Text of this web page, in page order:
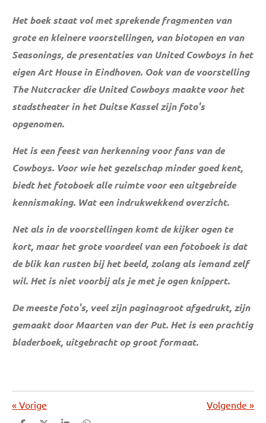
Het boek staat vol met sprekende fragmenten van
grote en kleinere voorstellingen, van biotopen en van
Seasonings, de presentaties van United Cowboys in het
eigen Art House in Eindhoven. Ook van de voorstelling
The Nutcracker die United Cowboys maakte voor het
stadstheater in het Duitse Kassel zijn foto's
opgenomen.
Het is een feest van herkenning voor fans van de
Cowboys. Voor wie het gezelschap minder goed kent,
biedt het fotoboek alle ruimte voor een uitgebreide
kennismaking. Wat een indrukwekkend overzicht.
Net als in de voorstellingen komt de kijker ogen te
kort, maar het grote voordeel van een fotoboek is dat
de blik kan rusten bij het beeld, zolang als iemand zelf
wil. Het is niet voorbij als je met je ogen knippert.
De meeste foto's, veel zijn paginagroot afgedrukt, zijn
gemaakt door Maarten van der Put. Het is een prachtig
bladerboek, uitgebracht op groot formaat.
« Vorige Volgende »